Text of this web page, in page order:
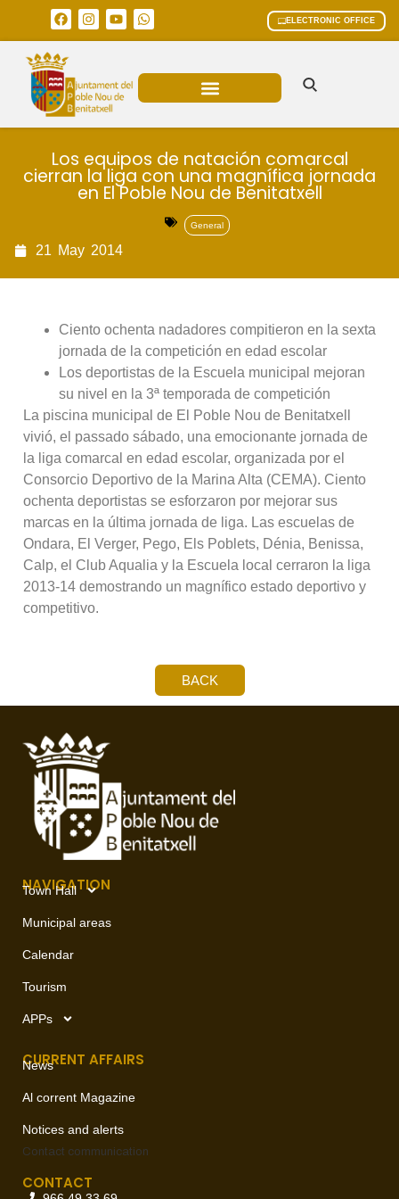
ELECTRONIC OFFICE
Los equipos de natación comarcal
cierran la liga con una magnífica jornada
en El Poble Nou de Benitatxell
General
21 May 2014
Ciento ochenta nadadores compitieron en la sexta
jornada de la competición en edad escolar
Los deportistas de la Escuela municipal mejoran
su nivel en la 3ª temporada de competición
La piscina municipal de El Poble Nou de Benitatxell
vivió, el passado sábado, una emocionante jornada de
la liga comarcal en edad escolar, organizada por el
Consorcio Deportivo de la Marina Alta (CEMA). Ciento
ochenta deportistas se esforzaron por mejorar sus
marcas en la última jornada de liga. Las escuelas de
Ondara, El Verger, Pego, Els Poblets, Dénia, Benissa,
Calp, el Club Aqualia y la Escuela local cerraron la liga
2013-14 demostrando un magnífico estado deportivo y
competitivo.
BACK
NAVIGATION
Town Hall
Municipal areas
Calendar
Tourism
APPs
CURRENT AFFAIRS
News
Al corrent Magazine
Notices and alerts
Contact communication
CONTACT